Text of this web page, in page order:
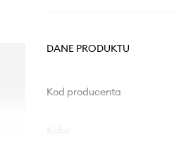
DANE PRODUKTU
Kod producenta